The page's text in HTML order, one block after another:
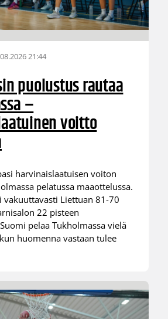
21:44
puolustus rautaa
–
voitto
harvinaislaatuisen voiton
pelatussa maaottelussa.
vakuuttavasti Liettuan 81-70
22 pisteen
pelaa Tukholmassa vielä
huomenna vastaan tulee